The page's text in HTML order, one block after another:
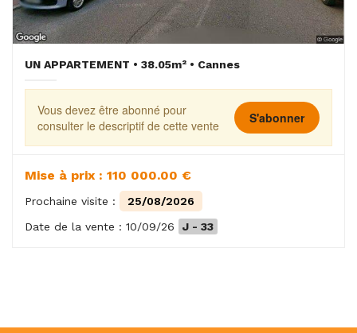
UN APPARTEMENT • 38.05m² • Cannes
Vous devez être abonné pour
consulter le descriptif de cette vente
S'abonner
Mise à prix : 110 000.00 €
Prochaine visite :
25/08/2026
Date de la vente : 10/09/26
J - 33